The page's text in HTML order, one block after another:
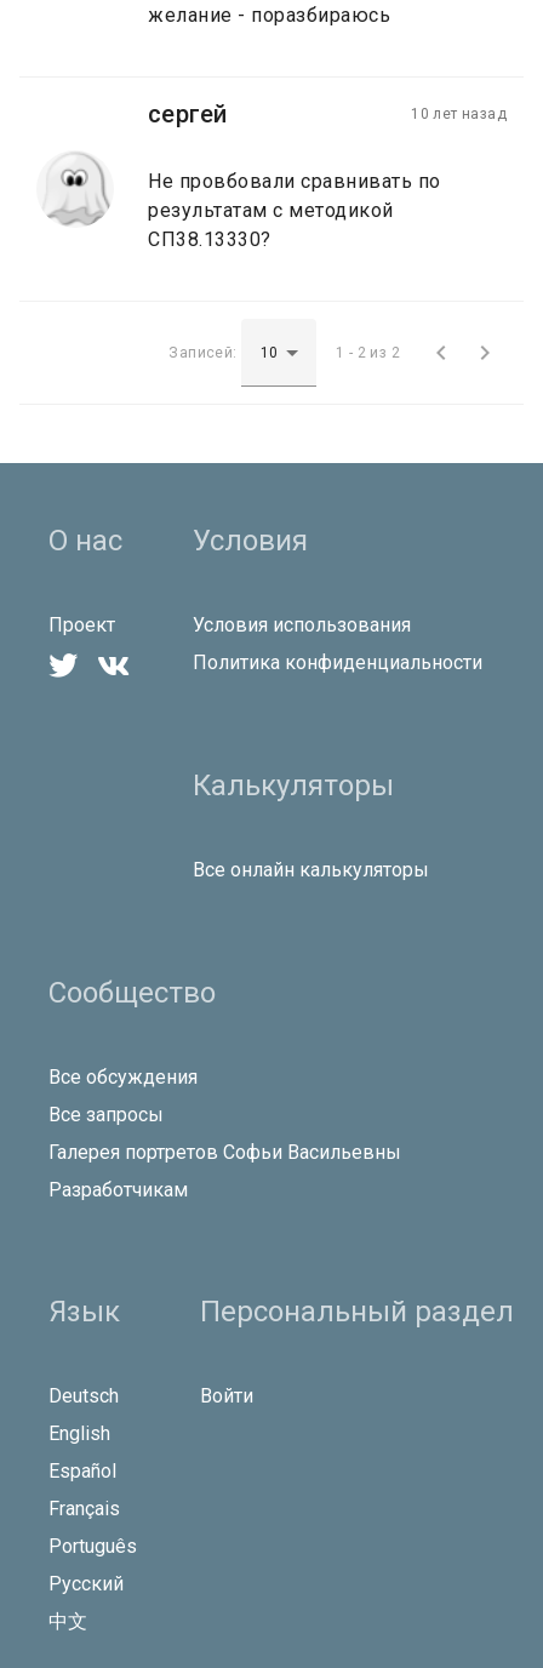
желание - поразбираюсь
сергей 10 лет назад
Не провбовали сравнивать по
результатам с методикой
СП38.13330?
Записей: 1 - 2 из 2  
О нас
Проект
 
Условия
Условия использования
Политика конфиденциальности
Калькуляторы
Все онлайн калькуляторы
Сообщество
Все обсуждения
Все запросы
Галерея портретов Софьи Васильевны
Разработчикам
Язык
Deutsch
English
Español
Français
Português
Русский
中文
Персональный раздел
Войти